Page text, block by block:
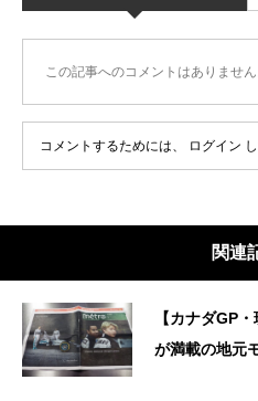
この記事へのコメントはありません
コメントするためには、 ログイン
関連
【カナダGP
が満載の地元